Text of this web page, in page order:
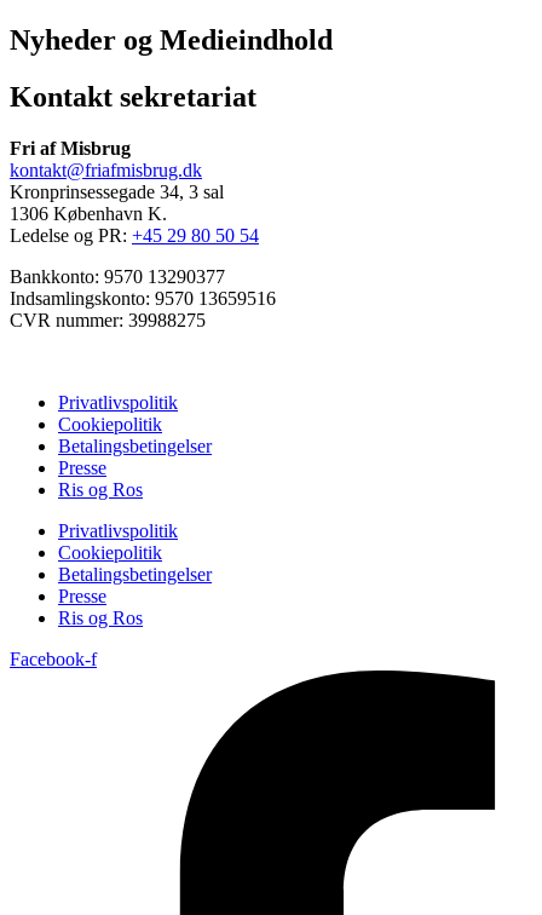
Nyheder og Medieindhold
Kontakt sekretariat
Fri af Misbrug
kontakt@friafmisbrug.dk
Kronprinsessegade 34, 3 sal
1306 København K.
Ledelse og PR: +45 29 80 50 54
Bankkonto: 9570 13290377
Indsamlingskonto: 9570 13659516
CVR nummer: 39988275
Privatlivspolitik
Cookiepolitik
Betalingsbetingelser
Presse
Ris og Ros
Privatlivspolitik
Cookiepolitik
Betalingsbetingelser
Presse
Ris og Ros
Facebook-f